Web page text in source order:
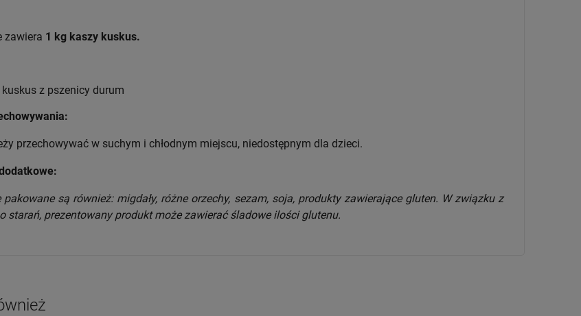
zawiera 1 kg kaszy kuskus.
kuskus z pszenicy durum
przechowywać w suchym i chłodnym miejscu, niedostępnym dla dzieci.
pakowane są również: migdały, różne orzechy, sezam, soja, produkty zawierające gluten. W związku z
starań, prezentowany produkt może zawierać śladowe ilości glutenu.